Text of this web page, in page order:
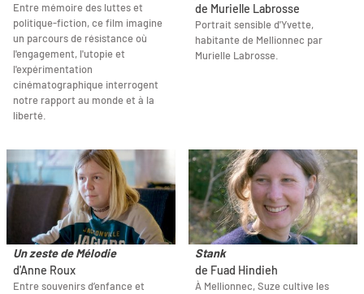
Entre mémoire des luttes et
politique-fiction, ce film imagine
un parcours de résistance où
l'engagement, l'utopie et
l'expérimentation
cinématographique interrogent
notre rapport au monde et à la
liberté.
de Murielle Labrosse
Portrait sensible d'Yvette,
habitante de Mellionnec par
Murielle Labrosse.
Un zeste de Mélodie
d'Anne Roux
Entre souvenirs d’enfance et
Stank
de Fuad Hindieh
À Mellionnec, Suze cultive les